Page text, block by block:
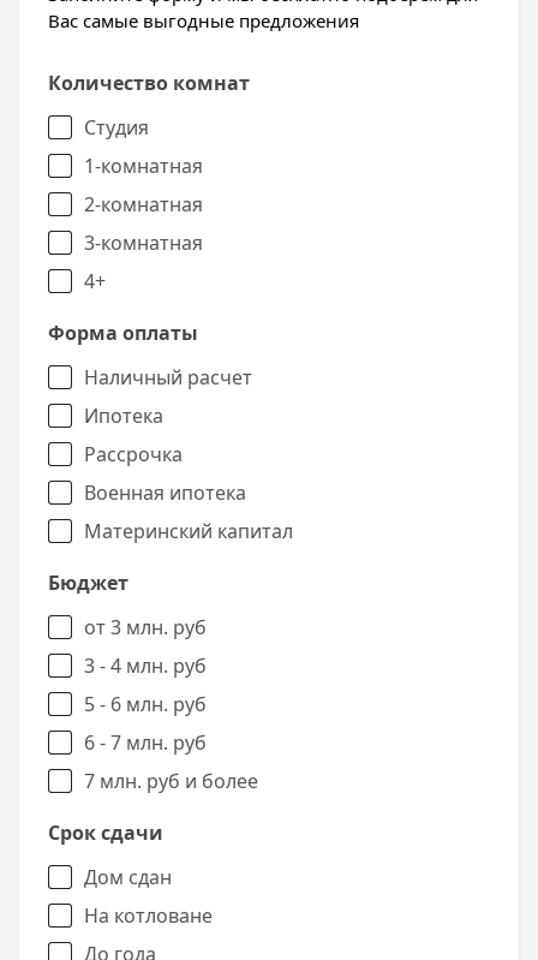
Вас самые выгодные предложения
Количество комнат
Студия
1-комнатная
2-комнатная
3-комнатная
4+
Форма оплаты
Наличный расчет
Ипотека
Рассрочка
Военная ипотека
Материнский капитал
Бюджет
от 3 млн. руб
3 - 4 млн. руб
5 - 6 млн. руб
6 - 7 млн. руб
7 млн. руб и более
Срок сдачи
Дом сдан
На котловане
До года